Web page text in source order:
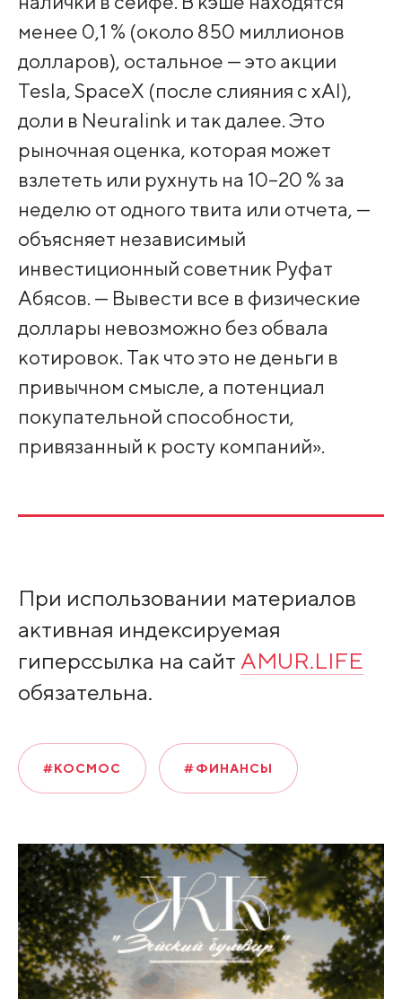
менее 0,1 % (около 850 миллионов
долларов), остальное — это акции
Tesla, SpaceX (после слияния с xAI),
доли в Neuralink и так далее. Это
рыночная оценка, которая может
взлететь или рухнуть на 10–20 % за
неделю от одного твита или отчета, —
объясняет независимый
инвестиционный советник Руфат
Абясов. — Вывести все в физические
доллары невозможно без обвала
котировок. Так что это не деньги в
привычном смысле, а потенциал
покупательной способности,
привязанный к росту компаний».
При использовании материалов
активная индексируемая
гиперссылка на сайт AMUR.LIFE
обязательна.
#КОСМОС #ФИНАНСЫ